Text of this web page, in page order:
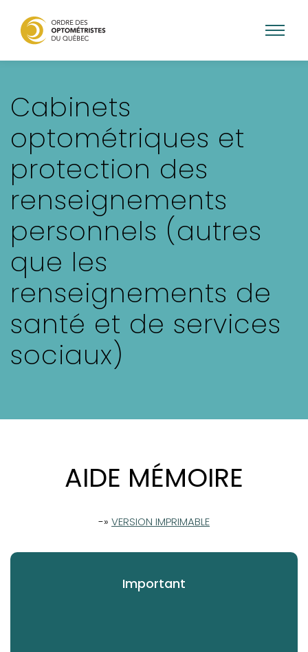
contenu
Cabinets
optométriques et
protection des
renseignements
personnels (autres
que les
renseignements de
santé et de services
sociaux)
AIDE MÉMOIRE
-» VERSION IMPRIMABLE
Important